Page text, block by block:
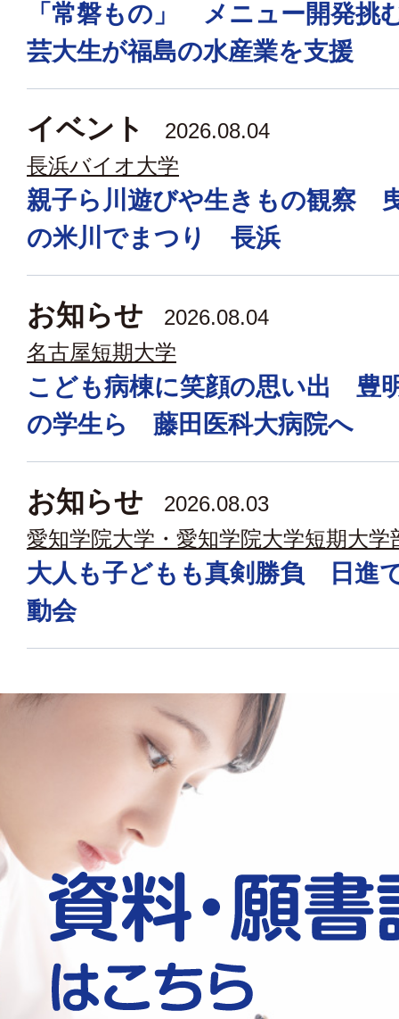
「常磐もの」 メニュー開発
芸大生が福島の水産業を支援
イベント
2026.08.04
長浜バイオ大学
親子ら川遊びや生きもの観察
の米川でまつり 長浜
お知らせ
2026.08.04
名古屋短期大学
こども病棟に笑顔の思い出 豊
の学生ら 藤田医科大病院へ
お知らせ
2026.08.03
愛知学院大学・愛知学院大学短期大学
大人も子どもも真剣勝負 日進
動会